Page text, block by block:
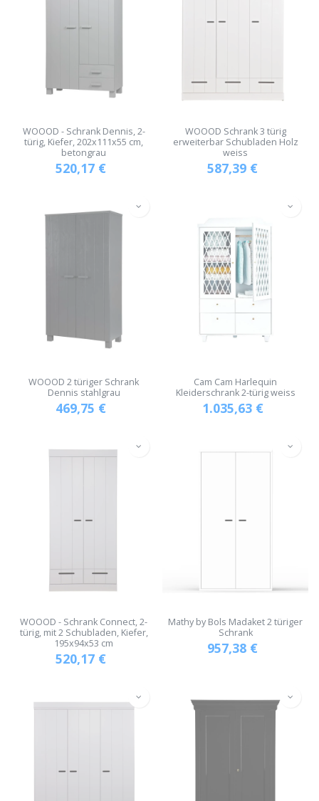
WOOOD - Schrank Dennis, 2-
türig, Kiefer, 202x111x55 cm,
betongrau
520,17 €
WOOOD Schrank 3 türig
erweiterbar Schubladen Holz
weiss
587,39 €
WOOOD 2 türiger Schrank
Dennis stahlgrau
469,75 €
Cam Cam Harlequin
Kleiderschrank 2-türig weiss
1.035,63€
WOOOD - Schrank Connect, 2-
türig, mit 2 Schubladen, Kiefer,
195x94x53 cm
520,17 €
Mathy by Bols Madaket 2 türiger
Schrank
957,38 €